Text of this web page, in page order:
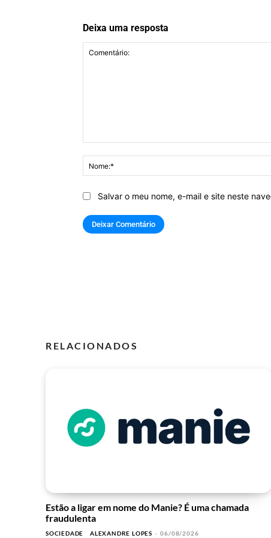
Deixa uma resposta
Salvar o meu nome, e-mail e site neste
RELACIONADOS
Estão a ligar em nome do Manie? É uma chamada
fraudulenta
SOCIEDADE ALEXANDRE LOPES - 06/08/2026